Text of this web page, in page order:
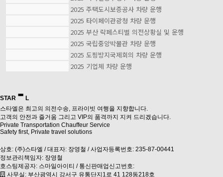
2025 주택도시보증공사 차량 운행
2025 타이페이관광청 차량 운행
2025 부산 락페스티벌 의전상황실 및 운행
2025 국립중앙박물관 차량 운행
2025 도핑방지국제회의 차량 운행
2025 기업체 차량 운행
STAR - L
스타엘은 최고의 의전수송, 프라이빗 여행을 지향합니다.
고객의 안전과 즐거움 그리고 VIP의 품격까지 지켜 드리겠습니다.
Private Transportation Chauffeur Service
Safety first, Private travel solutions
상호: (주)스타엘 / 대표자: 장영철 / 사업자등록번호: 235-87-00441
정보관리책임자: 장영철
호스팅제공자: 스마일아이티 / 통신판매업신고번호:
사무실: 부산광역시 강서구 유통단지1로 41 128동218호